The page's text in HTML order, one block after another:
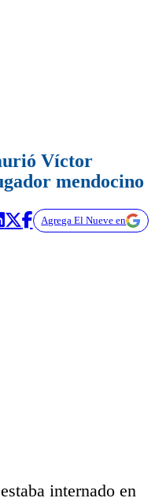
Víctor
mendocino
Agrega El Nueve en
internado en